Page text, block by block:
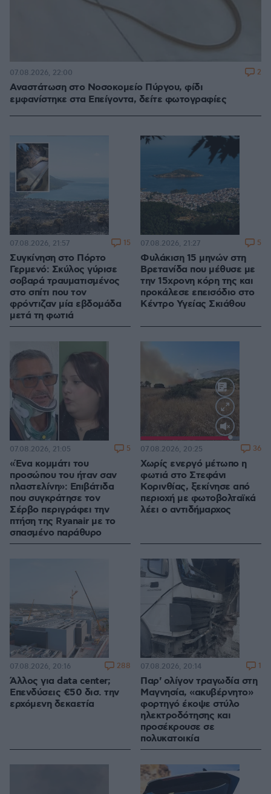
Αναστάτωση στο Νοσοκομείο Πύργου, φίδι
εμφανίστηκε στα Επείγοντα, δείτε φωτογραφίες
07.08.2026, 22:00 2
Συγκίνηση στο Πόρτο
Γερμενό: Σκύλος γύρισε
σοβαρά τραυματισμένος
στο σπίτι που τον
φρόντιζαν μία εβδομάδα
μετά τη φωτιά
07.08.2026, 21:57 15
Φυλάκιση 15 μηνών στη
Βρετανίδα που μέθυσε με
την 15χρονη κόρη της και
προκάλεσε επεισόδιο στο
Κέντρο Υγείας Σκιάθου
07.08.2026, 21:27 5
«Ένα κομμάτι του
προσώπου του ήταν σαν
πλαστελίνη»: Επιβάτιδα
που συγκράτησε τον
Σέρβο περιγράφει την
πτήση της Ryanair με το
σπασμένο παράθυρο
07.08.2026, 21:05 5
Loaded:
100.00%
Χωρίς ενεργό μέτωπο η
φωτιά στο Στεφάνι
Κορινθίας, ξεκίνησε από
περιοχή με φωτοβολταϊκά
λέει ο αντιδήμαρχος
07.08.2026, 20:25 36
Άλλος για data center;
Επενδύσεις €50 δισ. την
ερχόμενη δεκαετία
07.08.2026, 20:16 288
Παρ' ολίγον τραγωδία στη
Μαγνησία, «ακυβέρνητο»
φορτηγό έκοψε στύλο
ηλεκτροδότησης και
προσέκρουσε σε
πολυκατοικία
07.08.2026, 20:14 1